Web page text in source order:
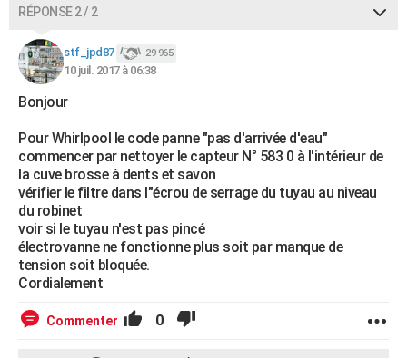
RÉPONSE 2 / 2
stf_jpd87 29 965
10 juil. 2017 à 06:38
Bonjour
Pour Whirlpool le code panne "pas d'arrivée d'eau"
commencer par nettoyer le capteur N° 583 0 à l'intérieur de
la cuve brosse à dents et savon
vérifier le filtre dans l"écrou de serrage du tuyau au niveau
du robinet
voir si le tuyau n'est pas pincé
électrovanne ne fonctionne plus soit par manque de
tension soit bloquée.
Cordialement
Commenter 0